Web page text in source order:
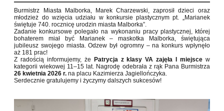
Burmistrz Miasta Malborka, Marek Charzewski, zaprosił dzieci oraz
młodzież do wzięcia udziału w konkursie plastycznym pt. „Marianek
świętuje 740. rocznicę urodzin miasta Malborka”.
Zadanie konkursowe polegało na wykonaniu pracy plastycznej, której
bohaterem miał być Marianek – maskotka Malborka, świętująca
jubileusz swojego miasta. Odzew był ogromny – na konkurs wpłynęło
aż 181 prac!
Z radością informujemy, że
Patrycja z klasy VA zajęła I miejscew
kategorii wiekowej 11–15 lat. Nagrodę odebrała z rąk Pana Burmistrza
26 kwietnia 2026 r. na placu Kazimierza Jagiellończyka.
Serdecznie gratulujemy i życzymy dalszych sukcesów!